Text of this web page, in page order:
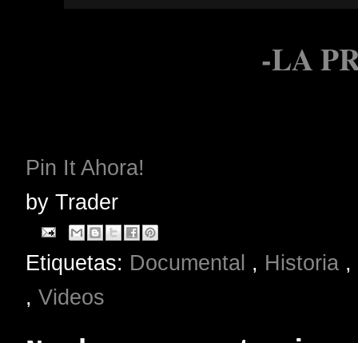
-LA
Pin It Ahora!
by Trader
Etiquetas: Documental , Historia ,
, Videos